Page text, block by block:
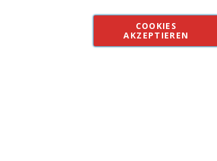
Vertrag widerrufen Kontakt
Alle Preise inkl. MWSt. in EUR,
COOKIES
AKZEPTIEREN